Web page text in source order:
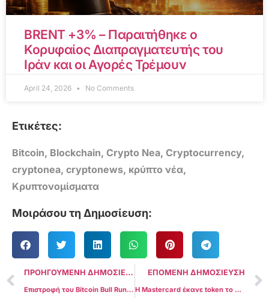
BRENT +3% – Παραιτήθηκε ο
Κορυφαίος Διαπραγματευτής του
Ιράν και οι Αγορές Τρέμουν
April 24, 2026 No Comments
Ετικέτες:
Bitcoin, Blockchain, Crypto Nea, Cryptocurrency,
cryptonea, cryptonews, κρύπτο νέα,
Κρυπτονομίσματα
Μοιράσου τη Δημοσίευση:
ΠΡΟΗΓΟΥΜΕΝΗ ΔΗΜΟΣΙΕΥΣΗ
Επιστροφή του Bitcoin Bull Run; Οι εισροές φαλαινών στα ανταλλακτήρια φτάνουν σε υψηλό 5 ετών
ΕΠΟΜΕΝΗ ΔΗΜΟΣΙΕΥΣΗ
Η Mastercard έκανε token το 30% των Συναλλαγών της το 2024